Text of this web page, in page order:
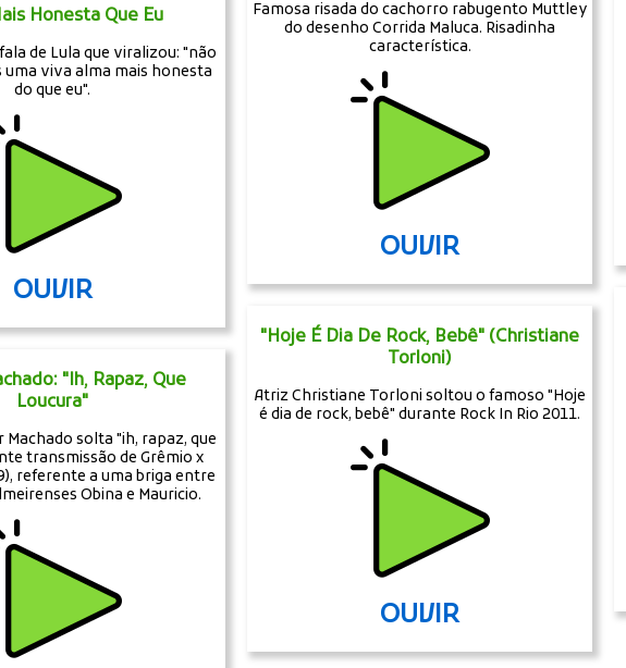
Honesta Que Eu
de Lula que viralizou: "não
uma viva alma mais honesta
do que eu".
OUVIR
"Ih, Rapaz, Que
Loucura"
Machado solta "ih, rapaz, que
transmissão de Grêmio x
referente a uma briga entre
Obina e Mauricio.
Famosa risada do cachorro rabugento Muttley
do desenho Corrida Maluca. Risadinha
característica.
OUVIR
"Hoje É Dia De Rock, Bebê" (Christiane
Torloni)
Atriz Christiane Torloni soltou o famoso "Hoje
é dia de rock, bebê" durante Rock In Rio 2011.
OUVIR